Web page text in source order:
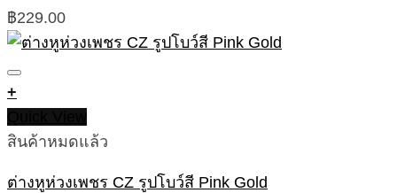
฿229.00
+
สินค้าหมดแล้ว
ต่างหูห่วงเพชร CZ รูปโบว์สี Pink Gold